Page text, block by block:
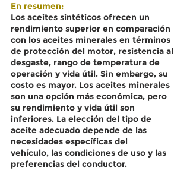
En resumen:
Los aceites sintéticos ofrecen un
rendimiento superior en comparación
con los aceites minerales en términos
de protección del motor, resistencia al
desgaste, rango de temperatura de
operación y vida útil. Sin embargo, su
costo es mayor. Los aceites minerales
son una opción más económica, pero
su rendimiento y vida útil son
inferiores. La elección del tipo de
aceite adecuado depende de las
necesidades específicas del
vehículo, las condiciones de uso y las
preferencias del conductor.